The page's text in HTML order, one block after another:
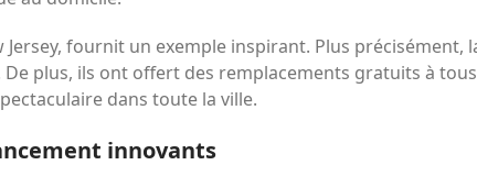
Jersey, fournit un exemple inspirant. Plus précisément,
plus, ils ont offert des remplacements gratuits à
dans toute la ville.
innovants